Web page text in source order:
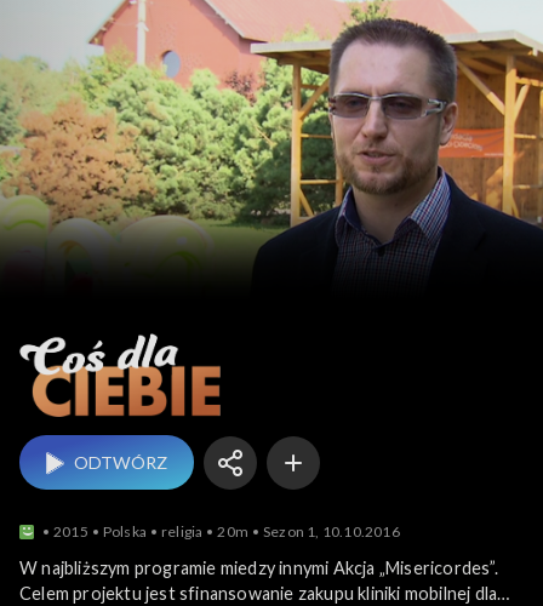
Coś dla Ciebie
ODTWÓRZ
2015 Polska religia 20m Sezon 1, 10.10.2016
W najbliższym programie miedzy innymi Akcja „Misericordes”.
Celem projektu jest sfinansowanie zakupu kliniki mobilnej dla